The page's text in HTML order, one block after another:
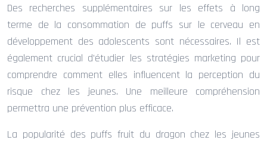
Des recherches supplémentaires sur les effets à long
terme de la consommation de puffs sur le cerveau en
développement des adolescents sont nécessaires. Il est
également crucial d’étudier les stratégies marketing pour
comprendre comment elles influencent la perception du
risque chez les jeunes. Une meilleure compréhension
permettra une prévention plus efficace.
La popularité des puffs fruit du dragon chez les jeunes